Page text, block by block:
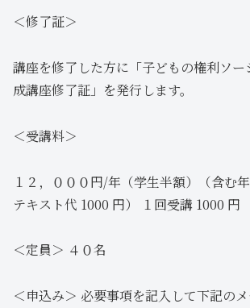
＜修了証＞
講座を修了した方に「子どもの権利ソ
成講座修了証」を発行します。
＜受講料＞
１２，０００円/年（学生半額）（含む年
テキスト代 1000 円） １回受講 1000 円
＜定員＞ ４０名
＜申込み＞ 必要事項を記入して下記の